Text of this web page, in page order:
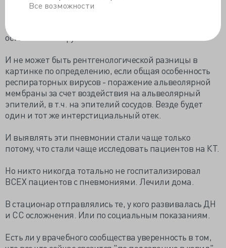
Все возможности
будет при ЦМВ -пневмониях, а при присоединении
интенсивности неразличима также со всеми
остальными вирусными пневмониями.
И не может быть рентгенологической разницы в
картинке по определению, если общая особенность
респираторных вирусов - поражение альвеолярной
мембраны за счет воздействия на альвеолярный
эпителий, в т.ч. на эпителий сосудов. Везде будет
один и тот же интерстициальный отек.
И выявлять эти пневмонии стали чаще только
потому, что стали чаще исследовать пациентов на КТ.
Но никто никогда тотально не госпитализировал
ВСЕХ пациентов с пневмониями. Лечили дома.
В стационар отправлялись те, у кого развивалась ДН
и СС осложнения. Или по социальным показаниям.
Есть ли у врачебного сообщества уверенность в том,